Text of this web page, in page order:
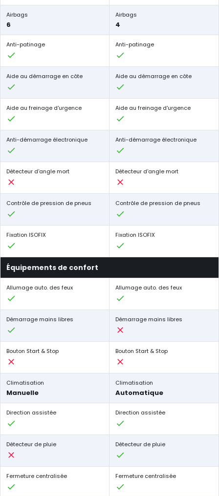
Airbags
6
Airbags
4
Anti-patinage Anti-patinage
Aide au démarrage en côte Aide au démarrage en côte
Aide au freinage d'urgence Aide au freinage d'urgence
Anti-démarrage électronique Anti-démarrage électronique
Détecteur d'angle mort Détecteur d'angle mort
Contrôle de pression de pneus Contrôle de pression de pneus
Fixation ISOFIX Fixation ISOFIX
Équipements de confort
Allumage auto. des feux Allumage auto. des feux
Démarrage mains libres Démarrage mains libres
Bouton Start & Stop Bouton Start & Stop
Climatisation
Manuelle
Climatisation
Automatique
Direction assistée Direction assistée
Détecteur de pluie Détecteur de pluie
Fermeture centralisée Fermeture centralisée